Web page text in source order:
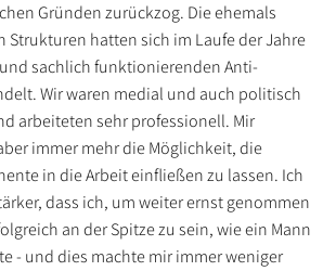
Gründen zurückzog. Die ehemals
Strukturen hatten sich im Laufe der Jahre
sachlich funktionierenden Anti-
Wir waren medial und auch politisch
arbeiteten sehr professionell. Mir
immer mehr die Möglichkeit, die
in die Arbeit einfließen zu lassen. Ich
dass ich, um weiter ernst genommen
an der Spitze zu sein, wie ein Mann
- und dies machte mir immer weniger